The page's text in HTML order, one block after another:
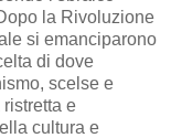
la Rivoluzione
si emanciparono
di dove
scelse e
e
cultura e